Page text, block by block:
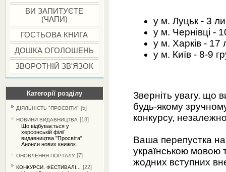
ВИ ЗАПИТУЄТЕ
(ЧАПИ)
ГОСТЬОВА КНИГА
ДОШКА ОГОЛОШЕНЬ
ЗВОРОТНІЙ ЗВ'ЯЗОК
Категорії розділу
ДІЯЛЬНІСТЬ "ПРОСВІТИ" [5]
НОВИНИ ВИДАВНИЦТВА [18]
Що відбувається у
херсонській філії
видавництва "Просвіта".
Анонси нових книжок.
ОНОВЛЕННЯ ПОРТАЛУ [7]
КОНКУРСИ, ФЕСТИВАЛІ...
[22]
у м. Луцьк - 3
у м. Чернівці -
у м. Харків - 17
у м. Київ - 8-9
Зверніть увагу, що
будь-якому
конкурсу,
Ваша перепустка на
українською мовою
жодних вступних